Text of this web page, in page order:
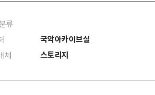
류
국악아카이브실
체 스토리지